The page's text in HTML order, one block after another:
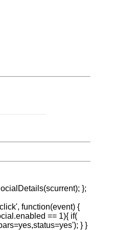
};
function(event) {
== 1){ if(
} }